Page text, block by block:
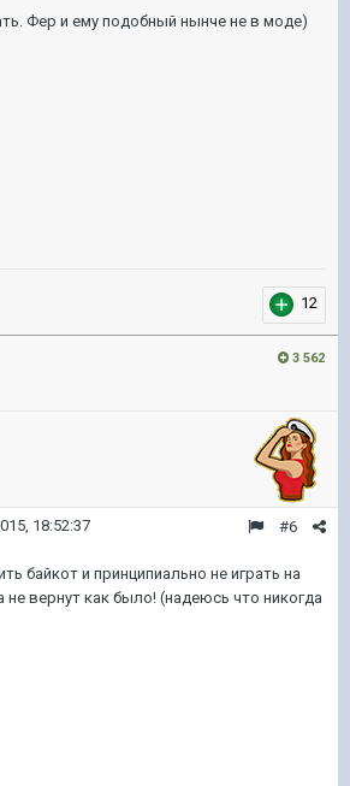
Фер и ему подобный нынче не в моде)
12
3 562
#6
18:52:37
байкот и принципиально не играть на
не вернут как было! (надеюсь что никогда